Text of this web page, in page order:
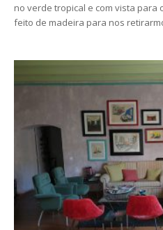
no verde tropical e com vista para
feito de madeira para nos